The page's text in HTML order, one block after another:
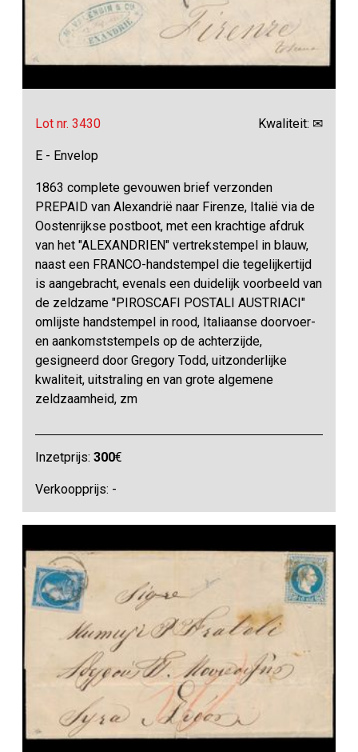
Lot nr. 3430 Kwaliteit: ✉
E - Envelop
1863 complete gevouwen brief verzonden
PREPAID van Alexandrië naar Firenze, Italië via de
Oostenrijkse postboot, met een krachtige afdruk
van het "ALEXANDRIEN" vertrekstempel in blauw,
naast een FRANCO-handstempel die tegelijkertijd
is aangebracht, evenals een duidelijk voorbeeld van
de zeldzame "PIROSCAFI POSTALI AUSTRIACI"
omlijste handstempel in rood, Italiaanse doorvoer-
en aankomststempels op de achterzijde,
gesigneerd door Gregory Todd, uitzonderlijke
kwaliteit, uitstraling en van grote algemene
zeldzaamheid, zm
Inzetprijs:300€
Verkoopprijs: -